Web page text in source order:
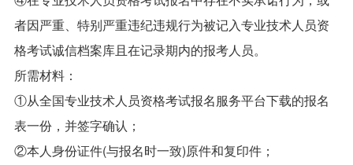
者因严重、特别严重违纪违规行为被记入专业技术人员资
格考试诚信档案库且在记录期内的报考人员。
所需材料：
①从全国专业技术人员资格考试报名服务平台下载的报名
表一份，并签字确认；
②本人身份证件(与报名时一致)原件和复印件；